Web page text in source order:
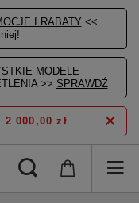
I RABATY <<
MODELE
>> SPRAWDŹ
2 000,00 zł